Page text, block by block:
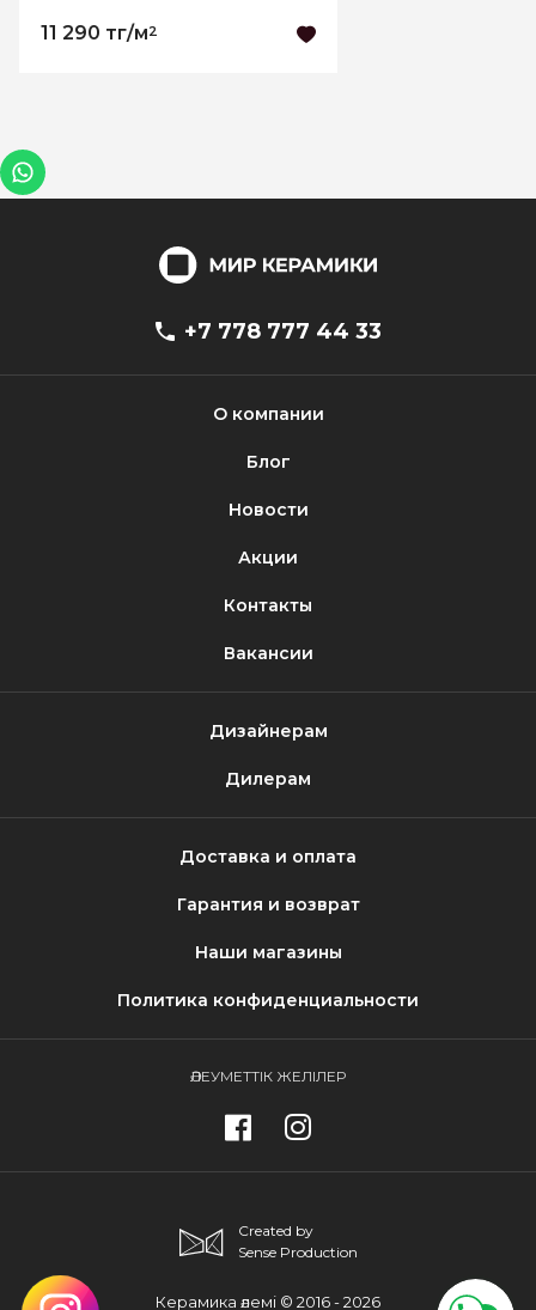
11 290 тг/м2
+7 778 777 44 33
О компании
Блог
Новости
Акции
Контакты
Вакансии
Дизайнерам
Дилерам
Доставка и оплата
Гарантия и возврат
Наши магазины
Политика конфиденциальности
ӘЛЕУМЕТТІК ЖЕЛІЛЕР
Керамика әлемі © 2016 - 2026
Created by
Sense Production